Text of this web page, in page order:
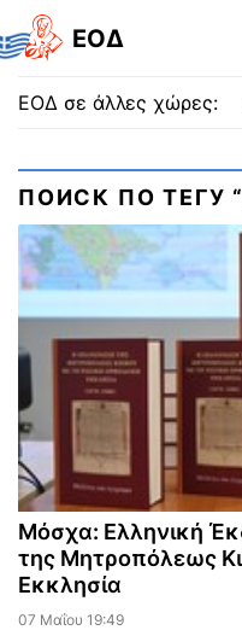
EOΔ
ΕΟΔ σε άλλες χώρες:
ПОИСК ПО ТЕГУ
Μόσχα: Ελληνική
της Μητροπόλεως
Εκκλησία
07 Μαΐου 19:49